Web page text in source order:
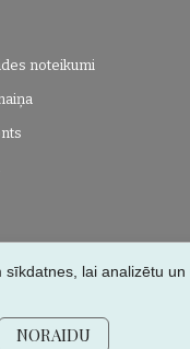
noteikumi
sīkdatnes, lai analizētu un
NORAIDU